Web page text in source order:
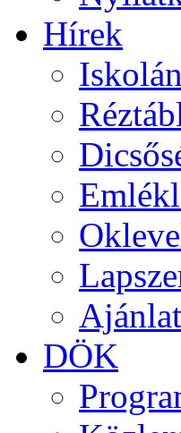
Hírek
DÖK